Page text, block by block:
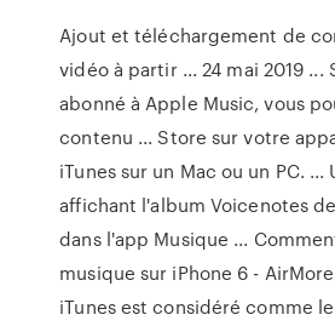
Ajout et téléchargement de
vidéo à partir ... 24 mai 2019 ...
abonné à Apple Music, vous
contenu ... Store sur votre
iTunes sur un Mac ou un PC. ...
affichant l'album Voicenotes
dans l'app Musique ...
musique sur iPhone 6 -
iTunes est considéré comme